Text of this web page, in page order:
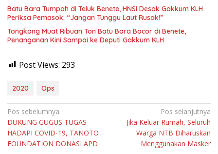
Batu Bara Tumpah di Teluk Benete, HNSI Desak Gakkum KLH
Periksa Pemasok: “Jangan Tunggu Laut Rusak!”
Tongkang Muat Ribuan Ton Batu Bara Bocor di Benete,
Penanganan Kini Sampai ke Deputi Gakkum KLH
Post Views: 293
2020 Ops
Navigasi
pos
Pos sebelumnya
DUKUNG GUGUS TUGAS
HADAPI COVID-19, TANOTO
FOUNDATION DONASI APD
Pos selanjutnya
Jika Keluar Rumah, Seluruh
Warga NTB Diharuskan
Menggunakan Masker